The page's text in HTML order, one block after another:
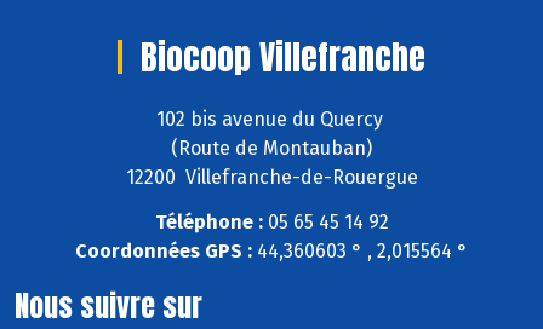
Biocoop Villefranche
102 bis avenue du Quercy
(Route de Montauban)
12200 Villefranche-de-Rouergue
Téléphone :05 65 45 14 92
Coordonnées GPS : 44,360603 ° , 2,015564 °
Nous suivre sur